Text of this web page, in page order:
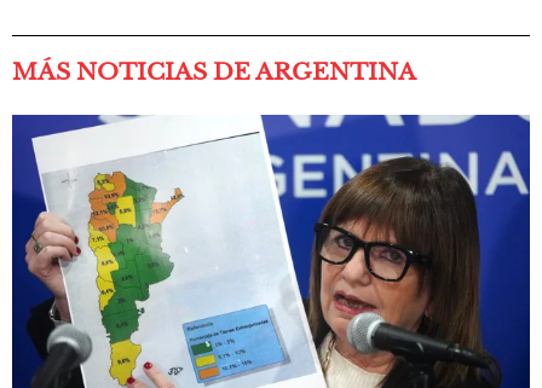
MÁS NOTICIAS DE ARGENTINA